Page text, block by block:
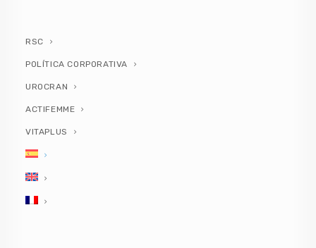
RSC
POLÍTICA CORPORATIVA
UROCRAN
ACTIFEMME
VITAPLUS
PlusQuam Pharma es una compañía
innovadora que desde 2011 es líder
en el desarrollo e innovación de